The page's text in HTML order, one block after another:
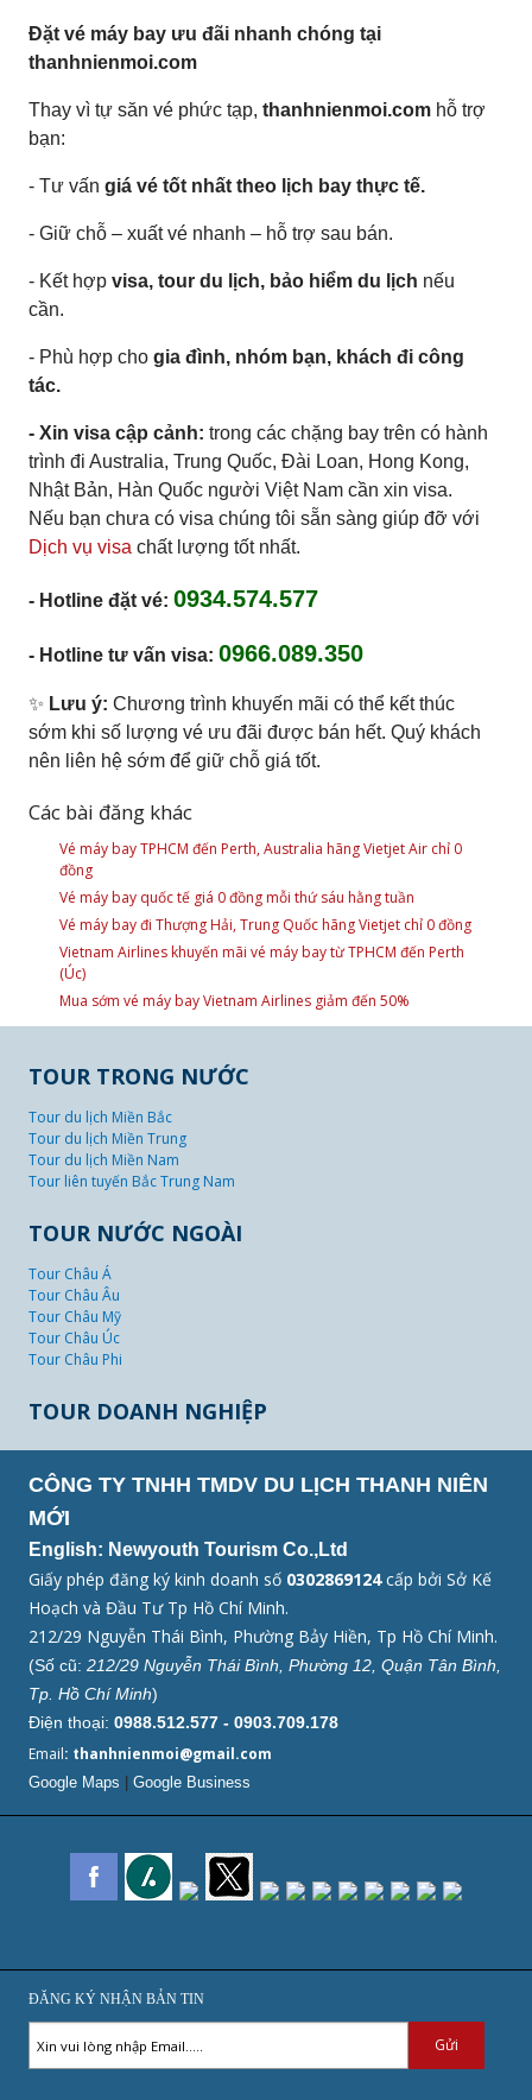
Đặt vé máy bay ưu đãi nhanh chóng tại
thanhnienmoi.com
Thay vì tự săn vé phức tạp, thanhnienmoi.com hỗ trợ
bạn:
- Tư vấn giá vé tốt nhất theo lịch bay thực tế.
- Giữ chỗ – xuất vé nhanh – hỗ trợ sau bán.
- Kết hợp visa, tour du lịch, bảo hiểm du lịch nếu
cần.
- Phù hợp cho gia đình, nhóm bạn, khách đi công
tác.
- Xin visa cập cảnh: trong các chặng bay trên có hành
trình đi Australia, Trung Quốc, Đài Loan, Hong Kong,
Nhật Bản, Hàn Quốc người Việt Nam cần xin visa.
Nếu bạn chưa có visa chúng tôi sẵn sàng giúp đỡ với
Dịch vụ visa chất lượng tốt nhất.
- Hotline đặt vé: 0934.574.577
- Hotline tư vấn visa: 0966.089.350
✨ Lưu ý: Chương trình khuyến mãi có thể kết thúc
sớm khi số lượng vé ưu đãi được bán hết. Quý khách
nên liên hệ sớm để giữ chỗ giá tốt.
Các bài đăng khác
Vé máy bay TPHCM đến Perth, Australia hãng Vietjet Air chỉ 0
đồng
Vé máy bay quốc tế giá 0 đồng mỗi thứ sáu hằng tuần
Vé máy bay đi Thượng Hải, Trung Quốc hãng Vietjet chỉ 0 đồng
Vietnam Airlines khuyến mãi vé máy bay từ TPHCM đến Perth
(Úc)
Mua sớm vé máy bay Vietnam Airlines giảm đến 50%
TOUR TRONG NƯỚC
Tour du lịch Miền Bắc
Tour du lịch Miền Trung
Tour du lịch Miền Nam
Tour liên tuyến Bắc Trung Nam
TOUR NƯỚC NGOÀI
Tour Châu Á
Tour Châu Âu
Tour Châu Mỹ
Tour Châu Úc
Tour Châu Phi
TOUR DOANH NGHIỆP
CÔNG TY TNHH TMDV DU LỊCH THANH NIÊN
MỚI
English: Newyouth Tourism Co.,Ltd
Giấy phép đăng ký kinh doanh số 0302869124cấp bởi Sở Kế
Hoạch và Đầu Tư Tp Hồ Chí Minh.
212/29 Nguyễn Thái Bình, Phường Bảy Hiền, Tp Hồ Chí Minh.
(Số cũ: 212/29 Nguyễn Thái Bình, Phường 12, Quận Tân Bình,
Tp. Hồ Chí Minh)
Điện thoại: 0988.512.577 - 0903.709.178
Email: thanhnienmoi@gmail.com
Google Maps Google Business
ĐĂNG KÝ NHẬN BẢN TIN